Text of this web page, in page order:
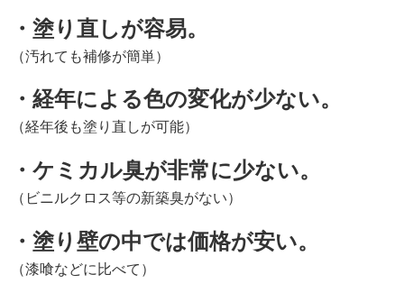
・塗り直しが容易。
（汚れても補修が簡単）
・経年による色の変化が少ない。
（経年後も塗り直しが可能）
・ケミカル臭が非常に少ない。
（ビニルクロス等の新築臭がない）
・塗り壁の中では価格が安い。
（漆喰などに比べて）